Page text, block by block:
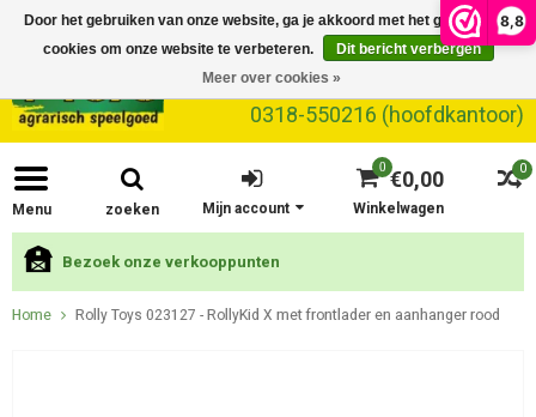
8,8
0318-550216 (hoofdkantoor)
Menu zoeken
0
0 €0,00
Winkelwagen
Mijn account
Bezoek onze verkooppunten
Home Rolly Toys 023127 - RollyKid X met frontlader en aanhanger rood
Door het gebruiken van onze website, ga je akkoord met het gebruik van
cookies om onze website te verbeteren.
Dit bericht verbergen
Meer over cookies »